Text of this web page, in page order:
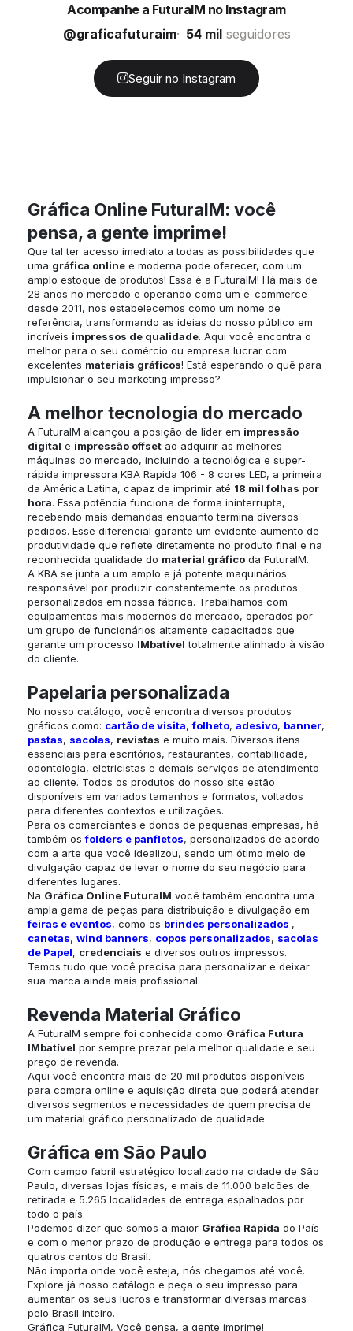
Acompanhe a FuturaIM no Instagram
@graficafuturaim
54 milseguidores
Seguir no Instagram
Gráfica Online FuturaIM: você
pensa, a gente imprime!
Que tal ter acesso imediato a todas as possibilidades que
uma gráfica online e moderna pode oferecer, com um
amplo estoque de produtos! Essa é a FuturaIM! Há mais de
28 anos no mercado e operando como um e-commerce
desde 2011, nos estabelecemos como um nome de
referência, transformando as ideias do nosso público em
incríveis impressos de qualidade. Aqui você encontra o
melhor para o seu comércio ou empresa lucrar com
excelentes materiais gráficos! Está esperando o quê para
impulsionar o seu marketing impresso?
A melhor tecnologia do mercado
A FuturaIM alcançou a posição de líder em impressão
digital e impressão offset ao adquirir as melhores
máquinas do mercado, incluindo a tecnológica e super-
rápida impressora KBA Rapida 106 - 8 cores LED, a primeira
da América Latina, capaz de imprimir até 18 mil folhas por
hora. Essa potência funciona de forma ininterrupta,
recebendo mais demandas enquanto termina diversos
pedidos. Esse diferencial garante um evidente aumento de
produtividade que reflete diretamente no produto final e na
reconhecida qualidade do material gráfico da FuturaIM.
A KBA se junta a um amplo e já potente maquinários
responsável por produzir constantemente os produtos
personalizados em nossa fábrica. Trabalhamos com
equipamentos mais modernos do mercado, operados por
um grupo de funcionários altamente capacitados que
garante um processo IMbatível totalmente alinhado à visão
do cliente.
Papelaria personalizada
No nosso catálogo, você encontra diversos produtos
gráficos como: cartão de visita,folheto, adesivo, banner,
pastas, sacolas, revistas e muito mais. Diversos itens
essenciais para escritórios, restaurantes, contabilidade,
odontologia, eletricistas e demais serviços de atendimento
ao cliente. Todos os produtos do nosso site estão
disponíveis em variados tamanhos e formatos, voltados
para diferentes contextos e utilizações.
Para os comerciantes e donos de pequenas empresas, há
também osfolders e panfletos, personalizados de acordo
com a arte que você idealizou, sendo um ótimo meio de
divulgação capaz de levar o nome do seu negócio para
diferentes lugares.
Na Gráfica Online FuturaIM você também encontra uma
ampla gama de peças para distribuição e divulgação em
feiras e eventos, como os brindes personalizados ,
canetas, wind banners, copos personalizados, sacolas
de Papel, credenciais e diversos outros impressos.
Temos tudo que você precisa para personalizar e deixar
sua marca ainda mais profissional.
Revenda Material Gráfico
A FuturaIM sempre foi conhecida como Gráfica Futura
IMbatível por sempre prezar pela melhor qualidade e seu
preço de revenda.
Aqui você encontra mais de 20 mil produtos disponíveis
para compra online e aquisição direta que poderá atender
diversos segmentos e necessidades de quem precisa de
um material gráfico personalizado de qualidade.
Gráfica em São Paulo
Com campo fabril estratégico localizado na cidade de São
Paulo, diversas lojas físicas, e mais de 11.000 balcões de
retirada e 5.265 localidades de entrega espalhados por
todo o país.
Podemos dizer que somos a maior Gráfica Rápida do País
e com o menor prazo de produção e entrega para todos os
quatros cantos do Brasil.
Não importa onde você esteja, nós chegamos até você.
Explore já nosso catálogo e peça o seu impresso para
aumentar os seus lucros e transformar diversas marcas
pelo Brasil inteiro.
Gráfica FuturaIM, Você pensa, a gente imprime!